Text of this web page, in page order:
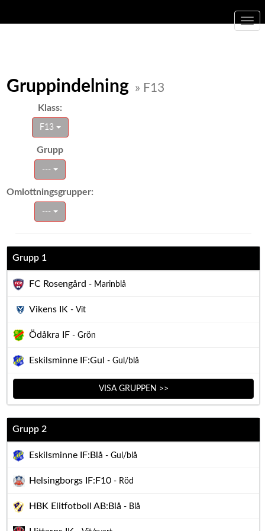
Gruppindelning » F13
Klass:
F13
Grupp
---
Omlottningsgrupper:
---
Grupp 1
FC Rosengård - Marinblå
Vikens IK - Vit
Ödåkra IF - Grön
Eskilsminne IF:Gul - Gul/blå
VISA GRUPPEN >>
Grupp 2
Eskilsminne IF:Blå - Gul/blå
Helsingborgs IF:F10 - Röd
HBK Elitfotboll AB:Blå - Blå